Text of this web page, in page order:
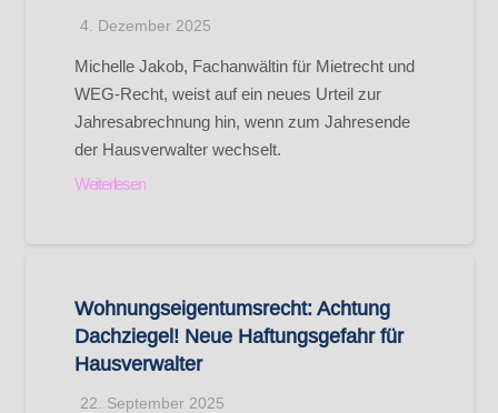
4. Dezember 2025
Michelle Jakob, Fachanwältin für Mietrecht und
WEG-Recht, weist auf ein neues Urteil zur
Jahresabrechnung hin, wenn zum Jahresende
der Hausverwalter wechselt.
Weiterlesen
Wohnungseigentumsrecht: Achtung
Dachziegel! Neue Haftungsgefahr für
Hausverwalter
22. September 2025